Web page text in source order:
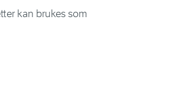
kan brukes som